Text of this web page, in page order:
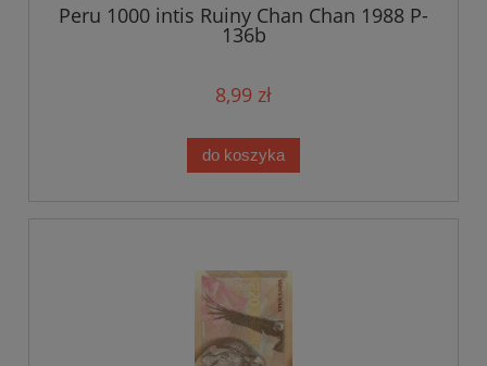
Peru 1000 intis Ruiny Chan Chan 1988 P-
136b
8,99 zł
do koszyka